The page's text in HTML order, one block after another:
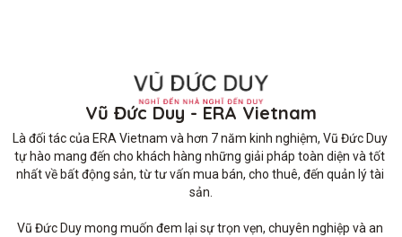
Vũ Đức Duy - ERA Vietnam
Là đối tác của ERA Vietnam và hơn 7 năm kinh nghiệm, Vũ Đức Duy
tự hào mang đến cho khách hàng những giải pháp toàn diện và tốt
nhất về bất động sản, từ tư vấn mua bán, cho thuê, đến quản lý tài
sản.
Vũ Đức Duy mong muốn đem lại sự trọn vẹn, chuyên nghiệp và an